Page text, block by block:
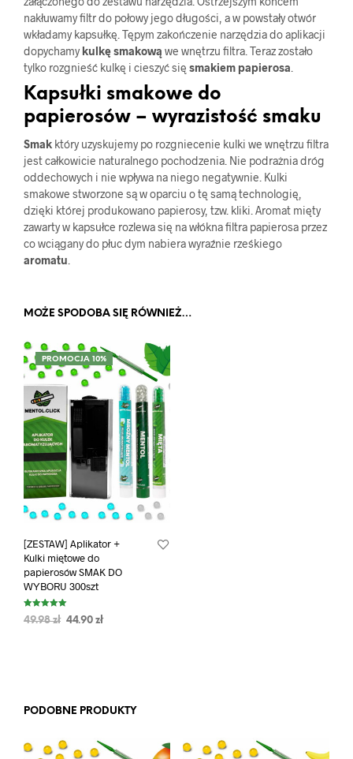
nakłuwamy filtr do połowy jego długości, a w powstały otwór
wkładamy kapsułkę. Tępym zakończenie narzędzia do aplikacji
dopychamy kulkę smakową we wnętrzu filtra. Teraz zostało
tylko rozgnieść kulkę i cieszyć się smakiem papierosa
Kapsułki smakowe do
papierosów – wyrazistość smaku
Smak który uzyskujemy po rozgniecenie kulki we wnętrzu filtra
jest całkowicie naturalnego pochodzenia. Nie podrażnia dróg
oddechowych i nie wpływa na niego negatywnie. Kulki
smakowe stworzone są w oparciu o tę samą technologię,
dzięki której produkowano papierosy, tzw. kliki. Aromat mięty
zawarty w kapsułce rozlewa się na włókna filtra papierosa przez
co wciągany do płuc dym nabiera wyraźnie rześkiego
aromatu
MOŻE SPODOBA SIĘ RÓWNIEŻ…
PROMOCJA 10%
[ZESTAW] Aplikator +
Kulki miętowe do
papierosów SMAK DO
WYBORU 300szt
Oceniono
5.00
49.98zł 44.90 zł
PODOBNE PRODUKTY